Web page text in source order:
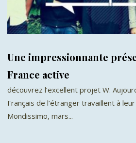
Une impressionnante
France active
découvrez l’excellent projet W.
Français de l’étranger travaillent à
Mondissimo, mars...